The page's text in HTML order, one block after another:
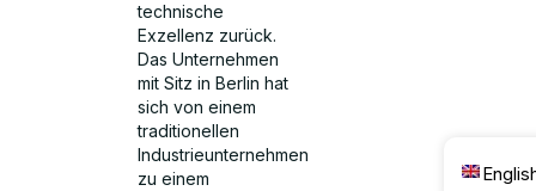
technische
Exzellenz zurück.
Das Unternehmen
mit Sitz in Berlin hat
sich von einem
traditionellen
Industrieunternehmen
zu einem